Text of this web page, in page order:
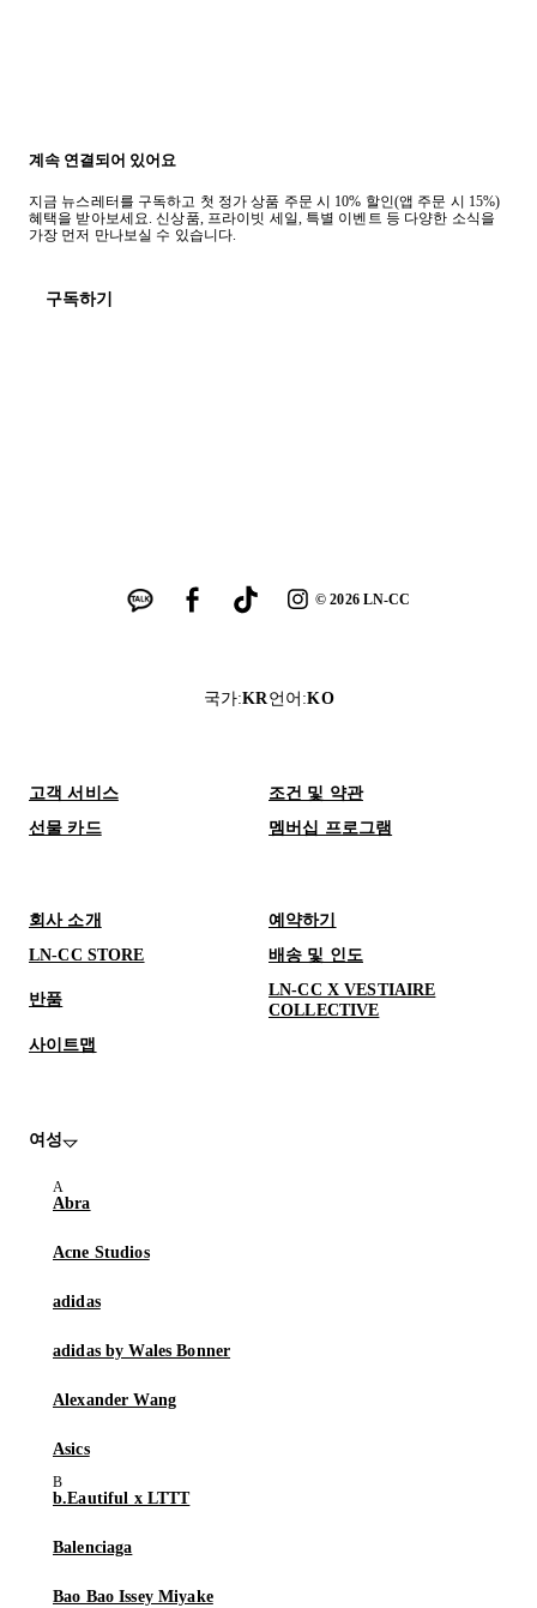
계속 연결되어 있어요
지금 뉴스레터를 구독하고 첫 정가 상품 주문 시 10% 할인(앱 주문 시 15%)
혜택을 받아보세요. 신상품, 프라이빗 세일, 특별 이벤트 등 다양한 소식을
가장 먼저 만나보실 수 있습니다.
구독하기
©2026LN-CC
국가:KR 언어 :KO
고객 서비스
조건 및 약관
선물 카드
멤버십 프로그램
회사 소개
예약하기
LN-CC STORE
배송 및 인도
반품
LN-CC X VESTIAIRE
COLLECTIVE
사이트맵
여성
Abra
Acne Studios
adidas
adidas by Wales Bonner
Alexander Wang
Asics
b.Eautiful x LTTT
Balenciaga
Bao Bao Issey Miyake